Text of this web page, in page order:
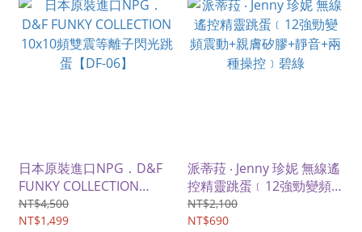
日本原裝進口NPG．D&F
FUNKY COLLECTION
10x10頻雙震等離子閃光跳
蛋【DF-06】
NT$4,500
NT$1,499
派蒂菈 ‧ Jenny 珍妮 無線遙
控精靈跳蛋﹝12強勁變頻
震動+親膚矽膠+靜音+兩種
操控﹞碧綠
NT$2,100
NT$690